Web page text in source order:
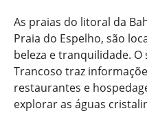
As praias do litoral da
Praia do Espelho, são
beleza e tranquilidade.
Trancoso traz
restaurantes e
explorar as águas